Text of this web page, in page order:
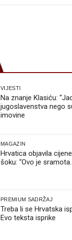
VIJESTI
Na znanje Klasiću:
jugoslavenstva nego
imovine
MAGAZIN
Hrvatica objavila
šoku: “Ovo je
PREMIUM SADRŽAJ
Treba li se Hrvatska
Evo teksta isprike